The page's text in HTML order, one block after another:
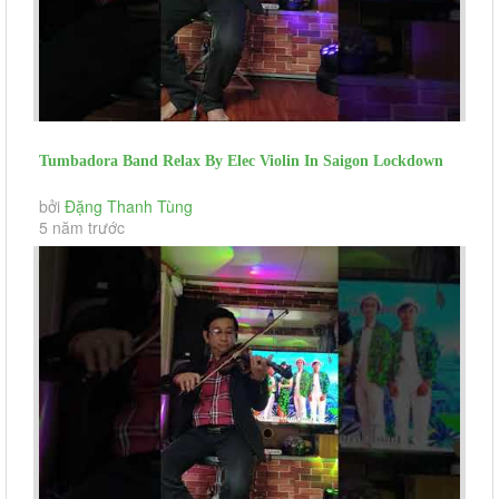
Tumbadora Band Relax By Elec Violin In Saigon Lockdown
Right Here Waiting...
bởi Đặng Thanh Tùng
5 năm trước